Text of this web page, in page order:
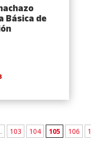
Básica de
103 104 105 106